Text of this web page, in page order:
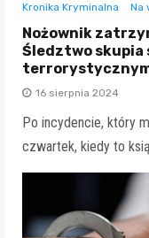
Kronika Kryminalna Na
Nożownik
Śledztwo skupia
16 sierpnia 2024
Po incydencie, który
czwartek, kiedy to